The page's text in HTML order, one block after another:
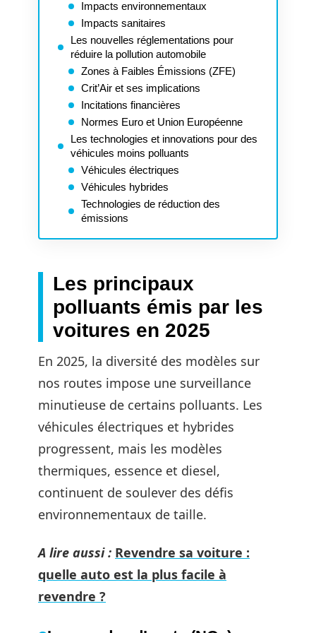
Impacts environnementaux
Impacts sanitaires
Les nouvelles réglementations pour
réduire la pollution automobile
Zones à Faibles Émissions (ZFE)
Crit’Air et ses implications
Incitations financières
Normes Euro et Union Européenne
Les technologies et innovations pour des
véhicules moins polluants
Véhicules électriques
Véhicules hybrides
Technologies de réduction des
émissions
Les principaux
polluants émis par les
voitures en 2025
En 2025, la diversité des modèles sur
nos routes impose une surveillance
minutieuse de certains polluants. Les
véhicules électriques et hybrides
progressent, mais les modèles
thermiques, essence et diesel,
continuent de soulever des défis
environnementaux de taille.
A lire aussi : Revendre sa voiture :
quelle auto est la plus facile à
revendre ?